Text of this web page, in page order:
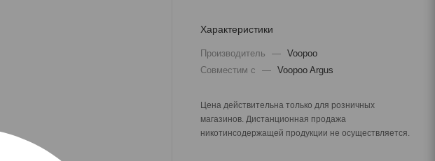
Характеристики
Производитель — Voopoo
Совместим с
— Voopoo Argus
Цена действительна только для розничных
магазинов. Дистанционная продажа
никотинсодержащей продукции не осуществляется.